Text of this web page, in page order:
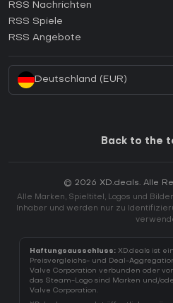
Wie aktiviert man einen Ubisoft
RSS Nachrichten
RSS Spiele
RSS Angebote
Deutschland (EUR)
Back to the
© 2026 XD.deals. Alle
Alle Marken, Spieltitel, Logos und
Inhaber und werden nur zu
Haftungsausschluss: XD.deals ist
Preisvergleichs- und Deal-
Valve Corporation verbunden oder
das Steam-Logo sind Marken und/
Valve Corporation.